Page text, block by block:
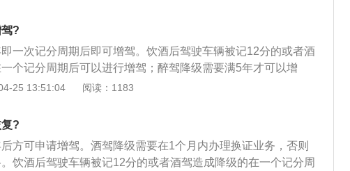
型自动挡汽车）、C3（低速载货汽车）、C4（三轮汽车）、M
车）；3、A2驾照的准驾车型为牵引车，它可以牵引重型、中型
?
一次记分周期后即可增驾。饮酒后驾驶车辆被记12分的或者酒
个记分周期后可以进行增驾；醉驾降级需要满5年才可以增
致人死亡并且承担主要责任的终身不得增驾。以下是申请增驾
车、小型自动挡汽车、低速载货汽车或者三轮汽车准驾车型资
在申请前最近连续三个记分周期内没有记满12分记录；2、申请
型的，已取得驾驶中型客车或者大型货车准驾车型资格三年以
大型客车准驾车型资格一年以上，并在申请前最近连续三个记
25 13:51:04 阅读：1183
?
方可申请增驾。酒驾降级需要在1个月内办理换证业务，否则
饮酒后驾驶车辆被记12分的或者酒驾造成降级的在一个记分周